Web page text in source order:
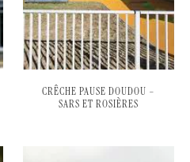
CRÊCHE PAUSE DOUDOU –
SARS ET ROSIÈRES